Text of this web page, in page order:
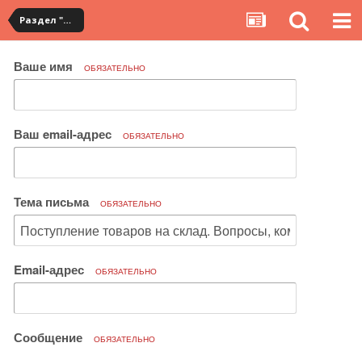
Раздел "Мои покупки" на сервисе YouCanBuy
Ваше имя ОБЯЗАТЕЛЬНО
Ваш email-адрес ОБЯЗАТЕЛЬНО
Тема письма ОБЯЗАТЕЛЬНО
Email-адрес ОБЯЗАТЕЛЬНО
Сообщение ОБЯЗАТЕЛЬНО